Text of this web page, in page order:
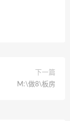
下一篇
M:\做8\板房